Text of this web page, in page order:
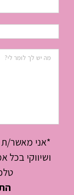
*אני מאשר/ת
ושיווקי בכל